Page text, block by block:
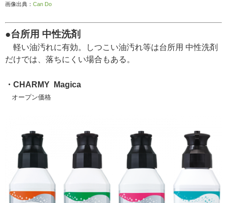
画像出典： Can Do
●台所用 中性洗剤
軽い油汚れに有効。しつこい油汚れ等は台所用 中性洗剤
だけでは、落ちにくい場合もある。
・CHARMY Magica
オープン価格